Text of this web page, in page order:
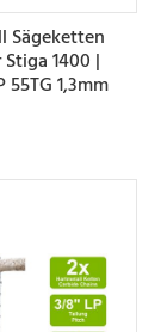
Sägeketten
1400 |
1,3mm